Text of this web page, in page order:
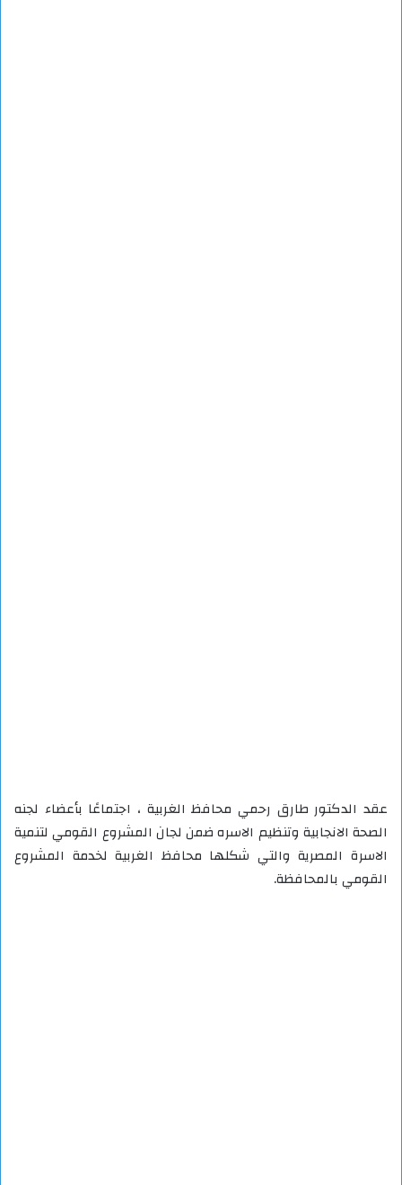
عقد الدكتور طارق رحمي محافظ الغربية ، اجتماعًا بأعضاء لجنه
الصحة الانجابية وتنظيم الاسره ضمن لجان المشروع القومي لتنمية
الاسرة المصرية والتي شكلها محافظ الغربية لخدمة المشروع
القومي بالمحافظة.